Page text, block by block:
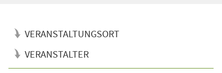
VERANSTALTUNGSORT
VERANSTALTER